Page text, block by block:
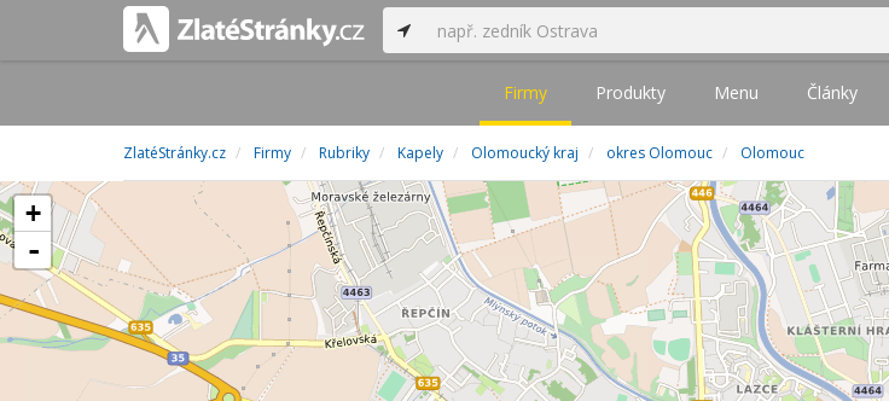
Firmy Produkty Menu Články
ZlatéStránky.cz Firmy Rubriky Kapely Olomoucký kraj okres Olomouc Olomouc
+
-